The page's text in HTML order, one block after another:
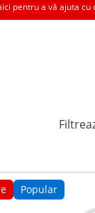
pentru a vă ajuta cu
Popular